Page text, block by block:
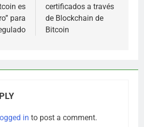
es
para
certificados a través
de Blockchain de
Bitcoin
in to post a comment.